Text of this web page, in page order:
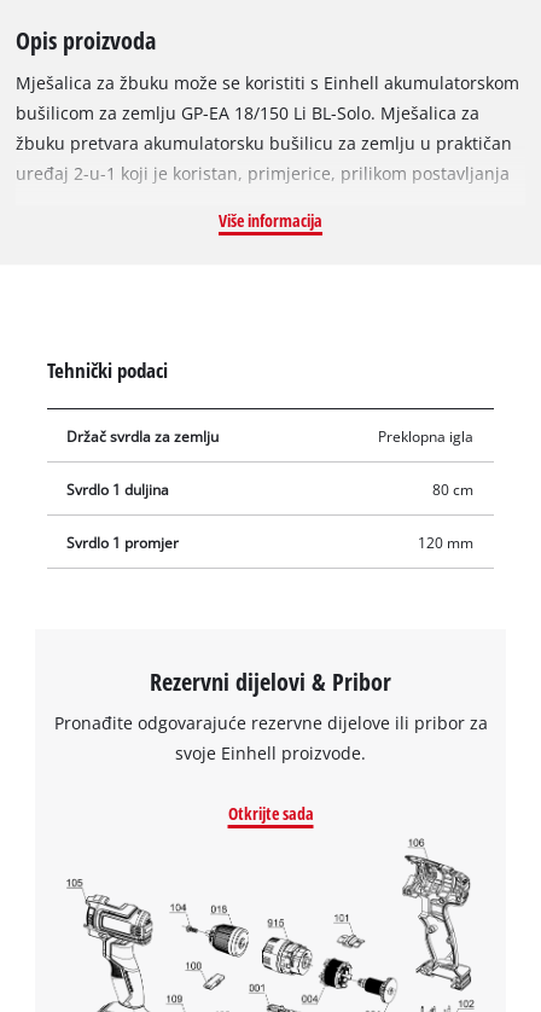
Opis proizvoda
Mješalica za žbuku može se koristiti s Einhell akumulatorskom
bušilicom za zemlju GP-EA 18/150 Li BL-Solo. Mješalica za
žbuku pretvara akumulatorsku bušilicu za zemlju u praktičan
uređaj 2-u-1 koji je koristan, primjerice, prilikom postavljanja
izbušiti u zemlji bušilicom za zemlju, a zatim se temelj za
Više informacija
Tehnički podaci
Držač svrdla za zemlju Preklopna igla
Svrdlo 1 duljina 80 cm
Svrdlo 1 promjer 120 mm
Rezervni dijelovi & Pribor
Pronađite odgovarajuće rezervne dijelove ili pribor za
svoje Einhell proizvode.
Otkrijte sada